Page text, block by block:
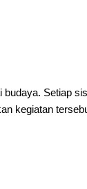
Setiap
kegiatan